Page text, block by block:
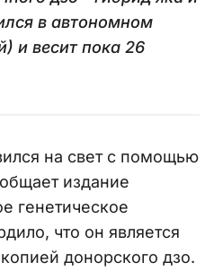
в автономном
и весит пока 26
на свет с помощью
издание
генетическое
что он является
донорского дзо.